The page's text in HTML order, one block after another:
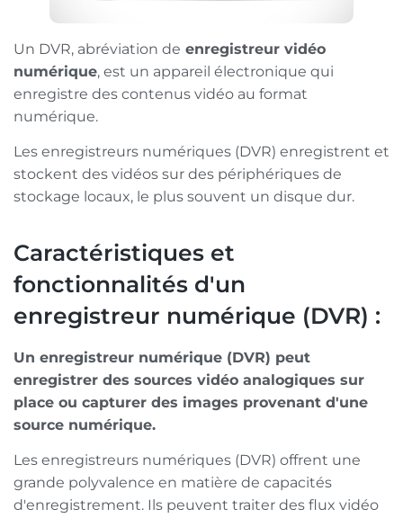
Un DVR, abréviation de enregistreur vidéo
numérique, est un appareil électronique qui
enregistre des contenus vidéo au format
numérique.
Les enregistreurs numériques (DVR) enregistrent et
stockent des vidéos sur des périphériques de
stockage locaux, le plus souvent un disque dur.
Caractéristiques et
fonctionnalités d'un
enregistreur numérique (DVR) :
Un enregistreur numérique (DVR) peut
enregistrer des sources vidéo analogiques sur
place ou capturer des images provenant d'une
source numérique.
Les enregistreurs numériques (DVR) offrent une
grande polyvalence en matière de capacités
d'enregistrement. Ils peuvent traiter des flux vidéo